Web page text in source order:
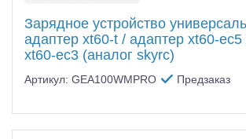
Зарядное устройство
адаптер xt60-t / адаптер xt60-ec5
xt60-ec3 (аналог skyrc)
Артикул: GEA100WMPRO Предзаказ